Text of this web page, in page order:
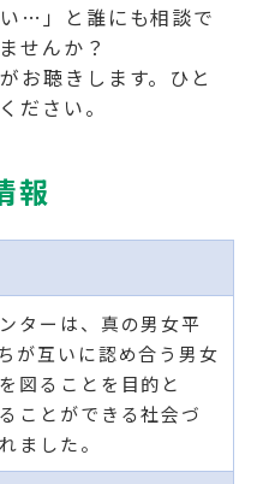
…」と誰にも相談で
せんか？
お聴きします。ひと
ださい。
報
ターは、真の男女平
が互いに認め合う男女
図ることを目的と
ことができる社会づ
ました。